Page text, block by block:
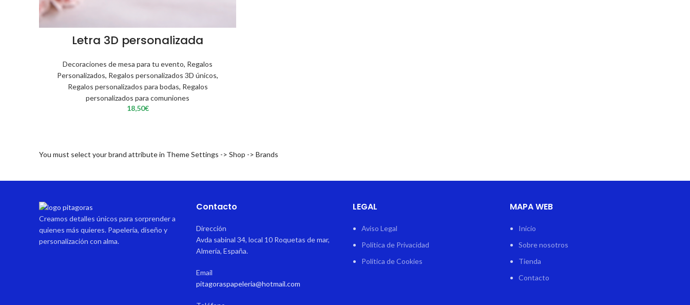
Letra 3D personalizada
Decoraciones de mesa para tu evento, Regalos
Personalizados, Regalos personalizados 3D únicos,
Regalos personalizados para bodas, Regalos
personalizados para comuniones
18,50€
You must select your brand attribute in Theme Settings -> Shop -> Brands
Creamos detalles únicos para sorprender a
quienes más quieres. Papelería, diseño y
personalización con alma.
Contacto
Dirección
Avda sabinal 34, local 10 Roquetas de mar,
Almería, España.
Email
pitagoraspapeleria@hotmail.com
LEGAL
Aviso Legal
Política de Privacidad
Política de Cookies
MAPA WEB
Inicio
Sobre nosotros
Tienda
Contacto